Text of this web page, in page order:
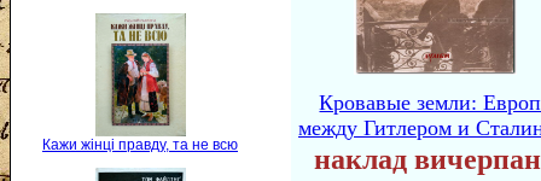
Кажи жінці правду, та не всю
Кровавые земли:
между Гитлером и
наклад